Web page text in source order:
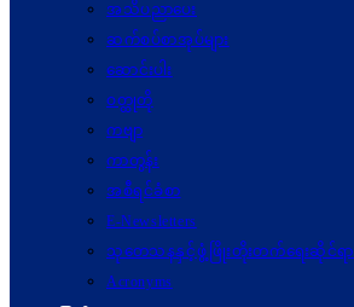
အသိပညာပေး
ဆက်စပ်စာအုပ်များ
ဆောင်းပါး
ဝတ္ထုတို
ကဗျာ
ကာတွန်း
အစီရင်ခံစာ
E-Newsletters
သုတေသနနှင့်ဖွံ့ဖြိုးတိုးတက်ရေးဆိုင်ရာ
Acronyms